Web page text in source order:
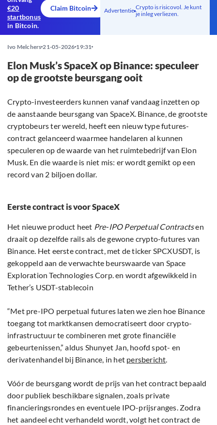
€20
startbonus
in Bitcoin.
Claim Bitcoin Advertentie Crypto is risicovol. Je kunt
je inleg verliezen.
Ivo Melchers 21-05-2026 19:31
Elon Musk’s SpaceX op Binance: speculeer
op de grootste beursgang ooit
Crypto-investeerders kunnen vanaf vandaag inzetten op
de aanstaande beursgang van SpaceX. Binance, de grootste
cryptobeurs ter wereld, heeft een nieuw type futures-
contract gelanceerd waarmee handelaren al kunnen
speculeren op de waarde van het ruimtebedrijf van Elon
Musk. En die waarde is niet mis: er wordt gemikt op een
record van 2 biljoen dollar.
Eerste contract is voor SpaceX
Het nieuwe product heet Pre-IPO Perpetual Contractsen
draait op dezelfde rails als de gewone crypto-futures van
Binance. Het eerste contract, met de ticker SPCXUSDT, is
gekoppeld aan de verwachte beurswaarde van Space
Exploration Technologies Corp. en wordt afgewikkeld in
Tether’s USDT-stablecoin
“Met pre-IPO perpetual futures laten we zien hoe Binance
toegang tot marktkansen democratiseert door crypto-
infrastructuur te combineren met grote financiële
gebeurtenissen,” aldus Shunyet Jan, hoofd spot- en
derivatenhandel bij Binance, in het persbericht.
Vóór de beursgang wordt de prijs van het contract bepaald
door publiek beschikbare signalen, zoals private
financieringsrondes en eventuele IPO-prijsranges. Zodra
het aandeel echt verhandeld wordt, volgt het contract de